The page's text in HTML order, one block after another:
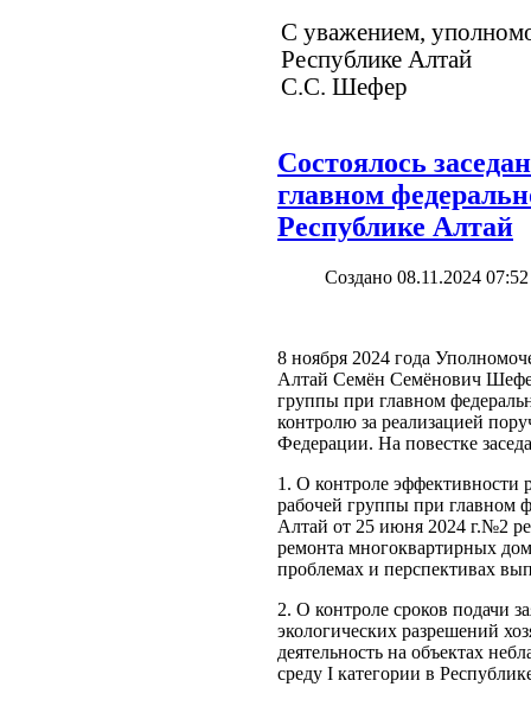
С уважением,
Республике Алтай
С.С. Шефер
Состоялось
главном
Республике Алтай
Создано 08.11.2024 07:52
8 ноября 2024 года
Алтай Семён Семёнович
группы при главном
контролю за реализацией
Федерации. На повестке
1. О контроле эффективности
рабочей группы при главном
Алтай от 25 июня 2024 г.№2
ремонта многоквартирных
проблемах и перспективах
2. О контроле сроков подачи
экологических разрешений
деятельность на объектах
среду I категории в